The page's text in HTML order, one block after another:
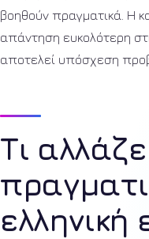
βοηθούν πραγματικά. Η
απάντηση ευκολότερη
αποτελεί υπόσχεση
Τι
ελληνική